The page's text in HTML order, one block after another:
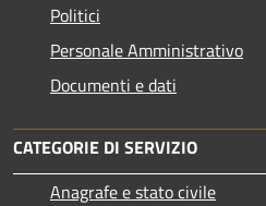
Politici
Personale Amministrativo
Documenti e dati
CATEGORIE DI SERVIZIO
Anagrafe e stato civile